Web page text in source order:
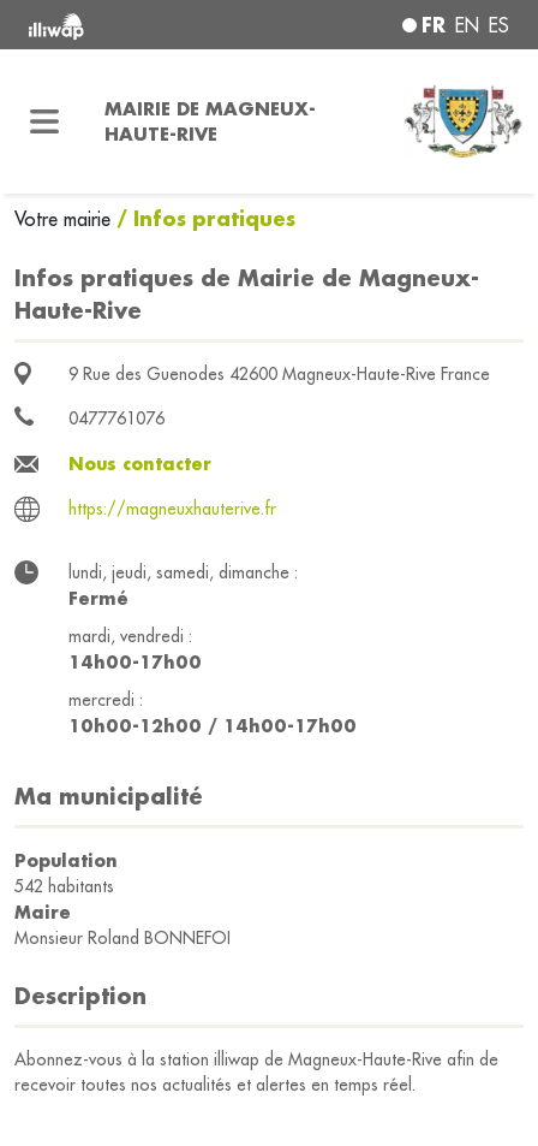
FR EN ES
MAIRIE DE MAGNEUX-
HAUTE-RIVE
Votre mairie / Infos pratiques
Infos pratiques de Mairie de Magneux-
Haute-Rive
9 Rue des Guenodes 42600 Magneux-Haute-Rive France
0477761076
Nous contacter
https://magneuxhauterive.fr
lundi, jeudi, samedi, dimanche :
Fermé
mardi, vendredi :
14h00-17h00
mercredi :
10h00-12h00 / 14h00-17h00
Ma municipalité
Population
542 habitants
Maire
Monsieur Roland BONNEFOI
Description
Abonnez-vous à la station illiwap de Magneux-Haute-Rive afin de
recevoir toutes nos actualités et alertes en temps réel.